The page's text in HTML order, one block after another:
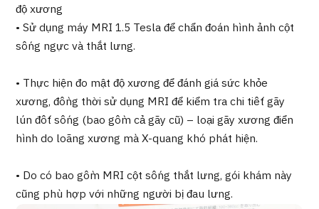
Tìm kiếm y học thẩm mỹ
Nội dung nổi bật
Tin tức
Dành cho cơ sở y tế
Chính sách bảo vệ dữ liệu cá nhân
độ xương
• Sử dụng máy MRI 1.5 Tesla để chẩn đoán hình ảnh cột
sống ngực và thắt lưng.
• Thực hiện đo mật độ xương để đánh giá sức khỏe
xương, đồng thời sử dụng MRI để kiểm tra chi tiết gãy
lún đốt sống (bao gồm cả gãy cũ) – loại gãy xương điển
hình do loãng xương mà X-quang khó phát hiện.
• Do có bao gồm MRI cột sống thắt lưng, gói khám này
cũng phù hợp với những người bị đau lưng.